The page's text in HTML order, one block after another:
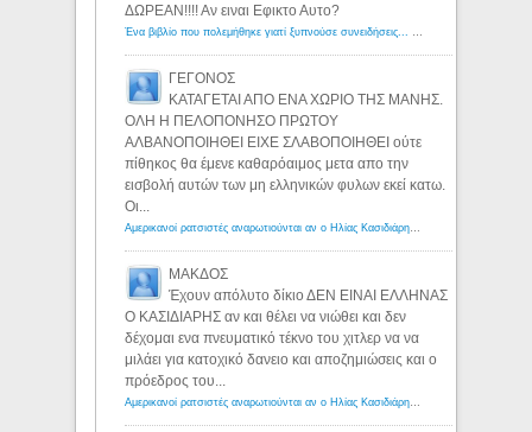
ΔΩΡΕΑΝ!!!! Αν ειναι Εφικτο Αυτο?
ΓΕΓΟΝΟΣ
ΚΑΤΑΓΕΤΑΙ ΑΠΟ ΕΝΑ ΧΩΡΙΟ ΤΗΣ ΜΑΝΗΣ.
ΟΛΗ Η ΠΕΛΟΠΟΝΗΣΟ ΠΡΩΤΟΥ
ΑΛΒΑΝΟΠΟΙΗΘΕΙ ΕΙΧΕ ΣΛΑΒΟΠΟΙΗΘΕΙ ούτε
πίθηκος θα έμενε καθαρόαιμος μετα απο την
εισβολή αυτών των μη ελληνικών φυλων εκεί κατω.
Οι...
ΜΑΚΔΟΣ
Έχουν απόλυτο δίκιο ΔΕΝ ΕΙΝΑΙ ΕΛΛΗΝΑΣ
Ο ΚΑΣΙΔΙΑΡΗΣ αν και θέλει να νιώθει και δεν
δέχομαι ενα πνευματικό τέκνο του χιτλερ να να
μιλάει για κατοχικό δανειο και αποζημιώσεις και ο
πρόεδρος του...